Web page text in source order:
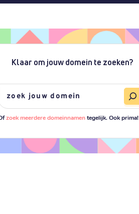
Klaar om jouw domein te zoeken?
zoek meerdere domeinnamentegelijk. Ook prima!